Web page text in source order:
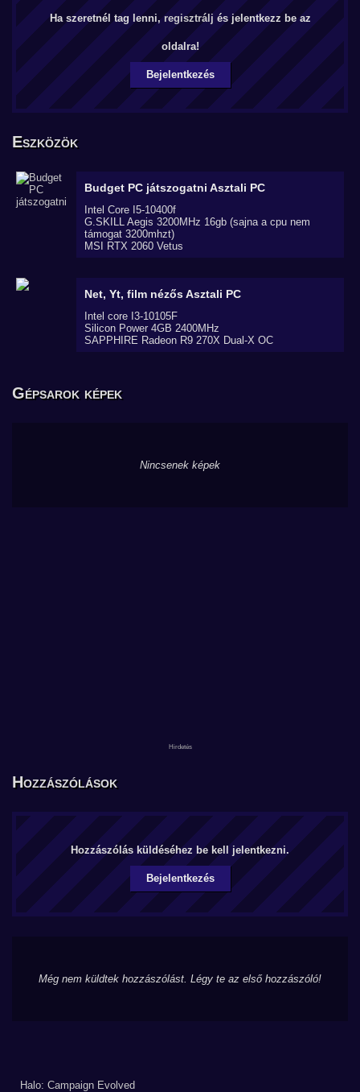
Ha szeretnél tag lenni, regisztrálj és jelentkezz be az
oldalra!
Bejelentkezés
Eszközök
Budget PC játszogatni Asztali PC
Intel Core I5-10400f
G.SKILL Aegis 3200MHz 16gb (sajna a cpu nem
támogat 3200mhzt)
MSI RTX 2060 Vetus
Net, Yt, film nézősAsztali PC
Intel core I3-10105F
Silicon Power 4GB 2400MHz
SAPPHIRE Radeon R9 270X Dual-X OC
Gépsarok képek
Nincsenek képek
Hozzászólások
Hozzászólás küldéséhez be kell jelentkezni.
Bejelentkezés
Még nem küldtek hozzászólást. Légy te az első hozzászóló!
Halo: Campaign Evolved